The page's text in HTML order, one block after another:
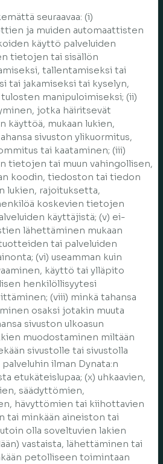
seuraavaa: (i)
ja muiden automaattisten
käyttö palveluiden
tietojen tai sisällön
tallentamiseksi tai
tai jakamiseksi tai kyselyn,
manipuloimiseksi; (ii)
jotka häiritsevät
käyttöä, mukaan lukien,
sivuston ylikuormitus,
tai kaataminen; (iii)
tietojen tai muun vahingollisen,
koodin, tiedoston tai tiedon
lukien, rajoituksetta,
koskevien tietojen
käyttäjistä; (v) ei-
lähettäminen mukaan
tai palveluiden
(vi) useamman kuin
käyttö tai ylläpito
henkilöllisyytesi
(viii) minkä tahansa
osaksi jotakin muuta
sivuston ulkoasun
muodostaminen miltään
sivustolle tai sivustolla
ilman Dynata:n
etukäteislupaa; (x) uhkaavien,
säädyttömien,
hävyttömien tai kiihottavien
tai minkään aineiston tai
olla soveltuvien lakien
vastaista, lähettäminen tai
petolliseen toimintaan